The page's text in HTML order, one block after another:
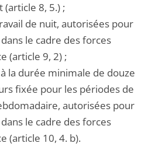
8, 5.) ;
de nuit, autorisées pour
le cadre des forces
(article 9, 2) ;
la durée minimale de douze
fixée pour les périodes de
autorisées pour
le cadre des forces
(article 10, 4. b).